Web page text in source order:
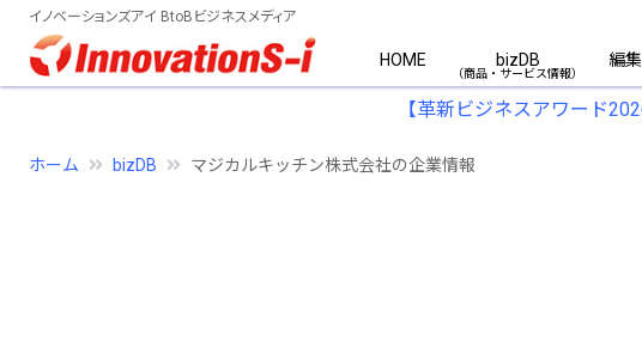
イノベーションズアイ BtoBビジネスメディア
HOME bizDB 編
【革新ビジネスアワード
ホーム bizDB マジカルキッチン株式会社の企業情報